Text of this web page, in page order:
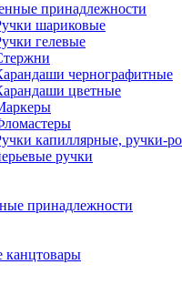
принадлежности
шариковые
гелевые
чернографитные
цветные
капиллярные, ручки-
ручки
принадлежности
канцтовары